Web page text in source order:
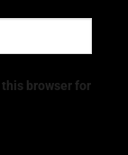
browser for